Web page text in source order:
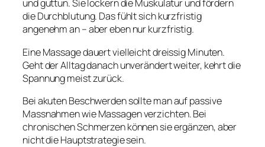
und guttun. Sie lockern die Muskulatur und fördern
die Durchblutung. Das fühlt sich kurzfristig
angenehm an – aber eben nur kurzfristig.
Eine Massage dauert vielleicht dreissig Minuten.
Geht der Alltag danach unverändert weiter, kehrt die
Spannung meist zurück.
Bei akuten Beschwerden sollte man auf passive
Massnahmen wie Massagen verzichten. Bei
chronischen Schmerzen können sie ergänzen, aber
nicht die Hauptstrategie sein.